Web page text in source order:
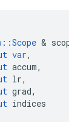
::Scope &
var,
accum,
lr,
grad,
indices